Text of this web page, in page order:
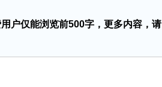
户仅能浏览前500字，更多内容，请